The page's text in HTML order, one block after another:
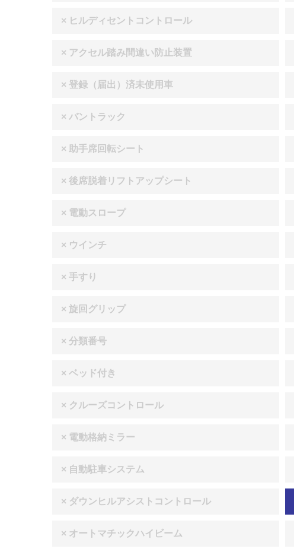
× ヒルディセントコントロール
× アクセル踏み間違い防止装置
× 登録（届出）済未使用車
× バントラック
× 助手席回転シート
× 後席脱着リフトアップシート
× 電動スロープ
× ウインチ
× 手すり
× 旋回グリップ
× 分類番号
× ベッド付き
× クルーズコントロール
× 電動格納ミラー
× 自動駐車システム
× ダウンヒルアシストコントロール
× オートマチックハイビーム